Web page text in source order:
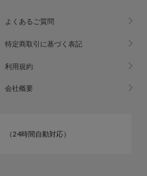
よくあるご質問
特定商取引に基づく表記
利用規約
会社概要
（24時間自動対応）